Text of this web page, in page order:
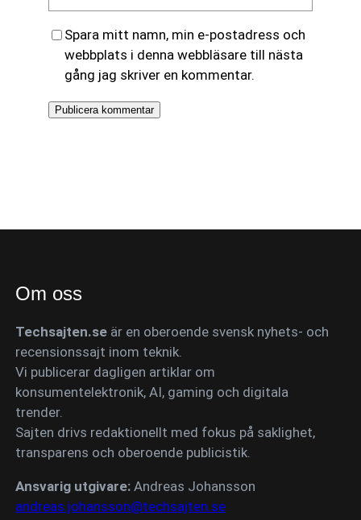
Spara mitt namn, min e-postadress och
webbplats i denna webbläsare till nästa
gång jag skriver en kommentar.
Om oss
Techsajten.se är en oberoende svensk nyhets- och
recensionssajt inom teknik.
Vi publicerar dagligen artiklar om
konsumentelektronik, AI, gaming och digitala
trender.
Sajten drivs redaktionellt med fokus på saklighet,
transparens och oberoende publicistik.
Ansvarig utgivare: Andreas Johansson
andreas.johansson@techsajten.se